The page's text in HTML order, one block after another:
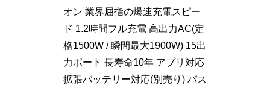
オン 業界屈指の爆速充電スピー
ド 1.2時間フル充電 高出力AC(定
格1500W / 瞬間最大1900W) 15出
力ポート 長寿命10年 アプリ対応
拡張バッテリー対応(別売り) パス